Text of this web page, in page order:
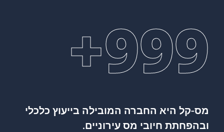
999
+
מס-קל היא החברה המובילה בייעוץ כלכלי
ובהפחתת חיובי מס עירוניים.